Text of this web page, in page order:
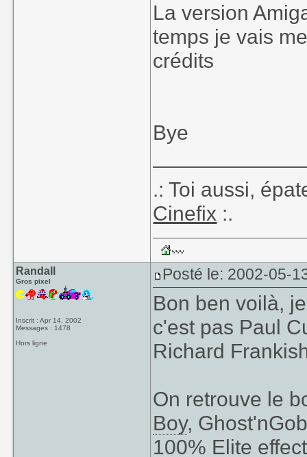
La version
temps je vais
crédits
Bye
.: Toi aussi,
Cinefix :.
Randall
Gros pixel
Inscrit : Apr 14, 2002
Messages : 1478
Hors ligne
Posté le: 2002-05-
Bon ben voilà,
c'est pas Paul
Richard
On retrouve le
Boy,
100% Elite